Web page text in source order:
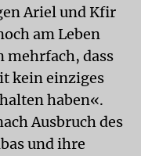
Ariel und Kfir
am Leben
mehrfach, dass
kein einziges
haben«.
Ausbruch des
und ihre